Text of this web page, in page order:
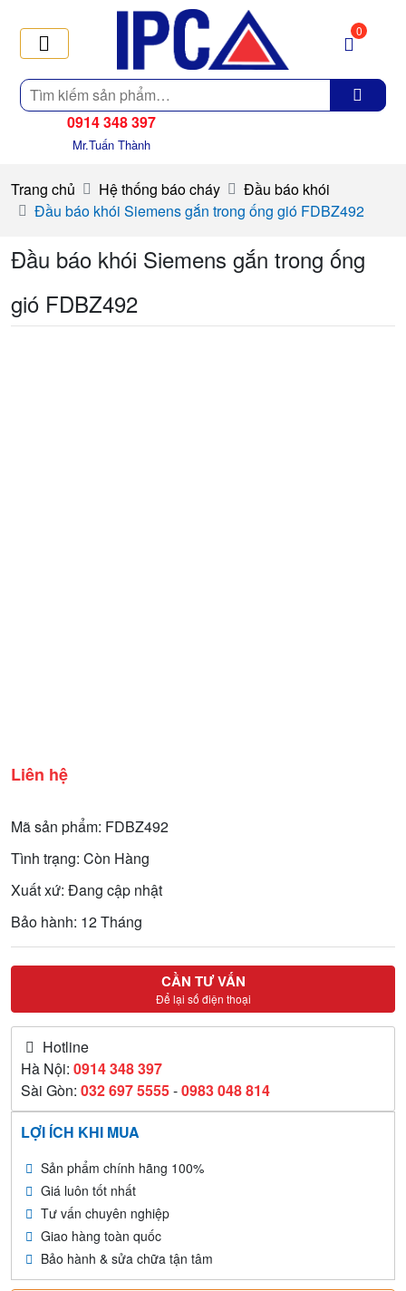
Tìm
kiếm
0
0914 348 397
Mr.Tuấn Thành
Trang chủ Hệ thống báo cháy
Đầu báo khói
Đầu báo khói Siemens gắn trong ống gió FDBZ492
Đầu báo khói Siemens gắn trong ống
gió FDBZ492
Liên hệ
Mã sản phẩm: FDBZ492
Tình trạng: Còn Hàng
Xuất xứ: Đang cập nhật
Bảo hành: 12 Tháng
CẦN TƯ VẤN
Để lại số điện thoại
Hotline
Hà Nội: 0914 348 397
Sài Gòn: 032 697 5555-0983 048 814
LỢI ÍCH KHI MUA
Sản phẩm chính hãng 100%
Giá luôn tốt nhất
Tư vấn chuyên nghiệp
Giao hàng toàn quốc
Bảo hành & sửa chữa tận tâm